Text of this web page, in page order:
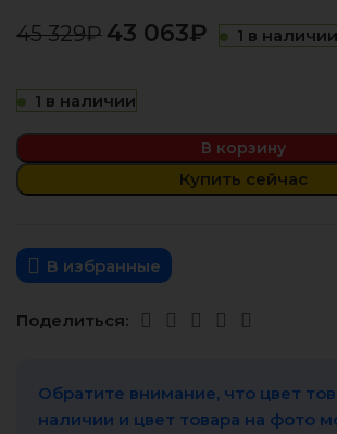
45 329₽ 43 063₽ 1 в наличии
1 в наличии
В корзину
Купить сейчас
В избранные
Поделиться:
Обратите внимание, что цвет
наличии и цвет товара на фото